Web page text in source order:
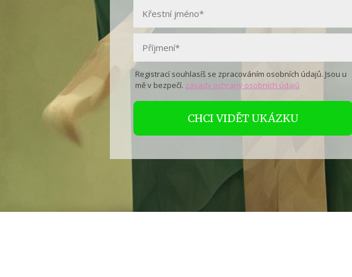
Registrací souhlasíš se zpracováním osobních údajů. Jsou u
mě v bezpečí. zásady ochrany osobních údajů
CHCI VIDĚT UKÁZKU